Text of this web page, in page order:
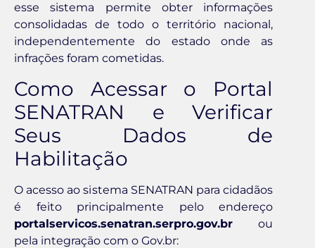
esse sistema permite obter informações
consolidadas de todo o território nacional,
independentemente do estado onde as
infrações foram cometidas.
Como Acessar o Portal
SENATRAN e Verificar
Seus Dados de
Habilitação
O acesso ao sistema SENATRAN para cidadãos
é feito principalmente pelo endereço
portalservicos.senatran.serpro.gov.br ou
pela integração com o Gov.br: